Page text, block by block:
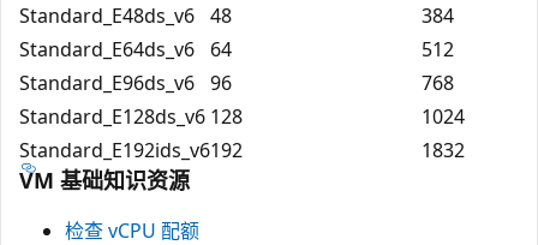
Standard_E48ds_v6 48
384
Standard_E64ds_v6
64
512
Standard_E96ds_v6 96
768
Standard_E128ds_v6 128
1024
Standard_E192ids_v6192 1832
VM 基础知识资源
检查 vCPU 配额